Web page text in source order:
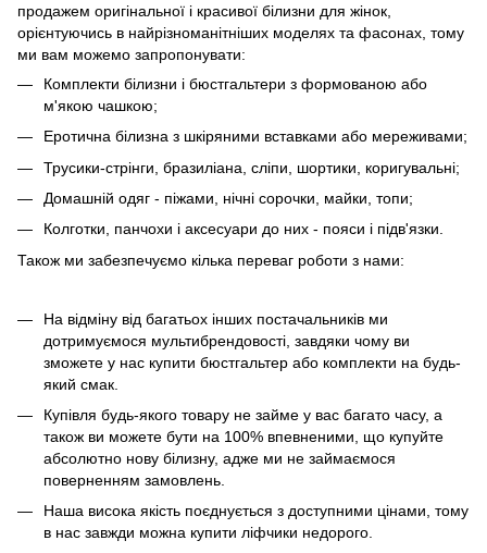
продажем оригінальної і красивої білизни для жінок,
орієнтуючись в найрізноманітніших моделях та фасонах, тому
ми вам можемо запропонувати:
Комплекти білизни і бюстгальтери з формованою або
м'якою чашкою;
Еротична білизна з шкіряними вставками або мереживами;
Трусики-стрінги, бразиліана, сліпи, шортики, коригувальні;
Домашній одяг - піжами, нічні сорочки, майки, топи;
Колготки, панчохи і аксесуари до них - пояси і підв'язки.
Також ми забезпечуємо кілька переваг роботи з нами:
На відміну від багатьох інших постачальників ми
дотримуємося мультибрендовості, завдяки чому ви
зможете у нас купити бюстгальтер або комплекти на будь-
який смак.
Купівля будь-якого товару не займе у вас багато часу, а
також ви можете бути на 100% впевненими, що купуйте
абсолютно нову білизну, адже ми не займаємося
поверненням замовлень.
Наша висока якість поєднується з доступними цінами, тому
в нас завжди можна купити ліфчики недорого.